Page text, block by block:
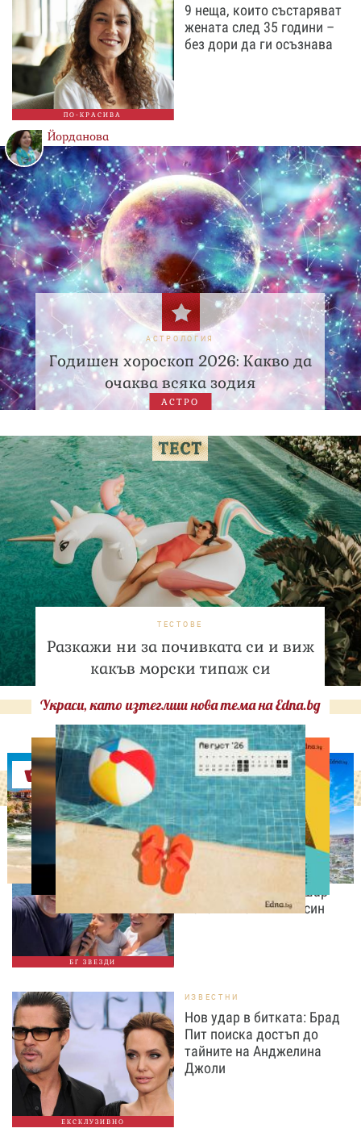
ПО-КРАСИВА
9 неща, които състаряват
жената след 35 години –
без дори да ги осъзнава
Йорданова
АСТРОЛОГИЯ
Годишен хороскоп 2026: Какво да
очаква всяка зодия
АСТРО
ТЕСТОВЕ
Разкажи ни за почивката си и виж
какъв морски типаж си
Украси, като изтеглиш нова тема на Edna.bg
Оферти
БГ ЗВЕЗДИ
ИЗВЕСТНИ
Любомира Башева
разтопи мрежата с най-
нежните кадри с Башар
Рахал и малкия им син
ЕКСКЛУЗИВНО
ИЗВЕСТНИ
Нов удар в битката: Брад
Пит поиска достъп до
тайните на Анджелина
Джоли